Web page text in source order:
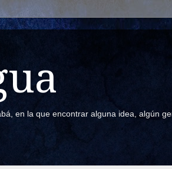
en la que encontrar alguna idea, algún